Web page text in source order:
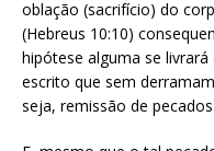
oblação (sacrifício) do
(Hebreus 10:10)
hipótese alguma se
escrito que sem
seja, remissão de